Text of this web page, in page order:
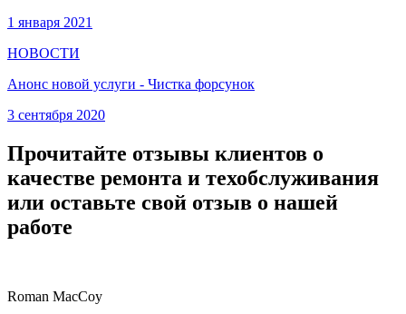
1 января 2021
НОВОСТИ
Анонс новой услуги - Чистка форсунок
3 сентября 2020
Прочитайте отзывы клиентов о
качестве ремонта и техобслуживания
или оставьте свой отзыв о нашей
работе
Roman MacCoy